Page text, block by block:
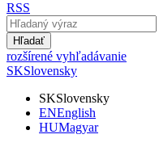
RSS
Hľadať
rozšírené vyhľadávanie
SKSlovensky
SKSlovensky
ENEnglish
HUMagyar